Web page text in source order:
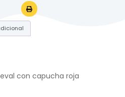
con capucha roja